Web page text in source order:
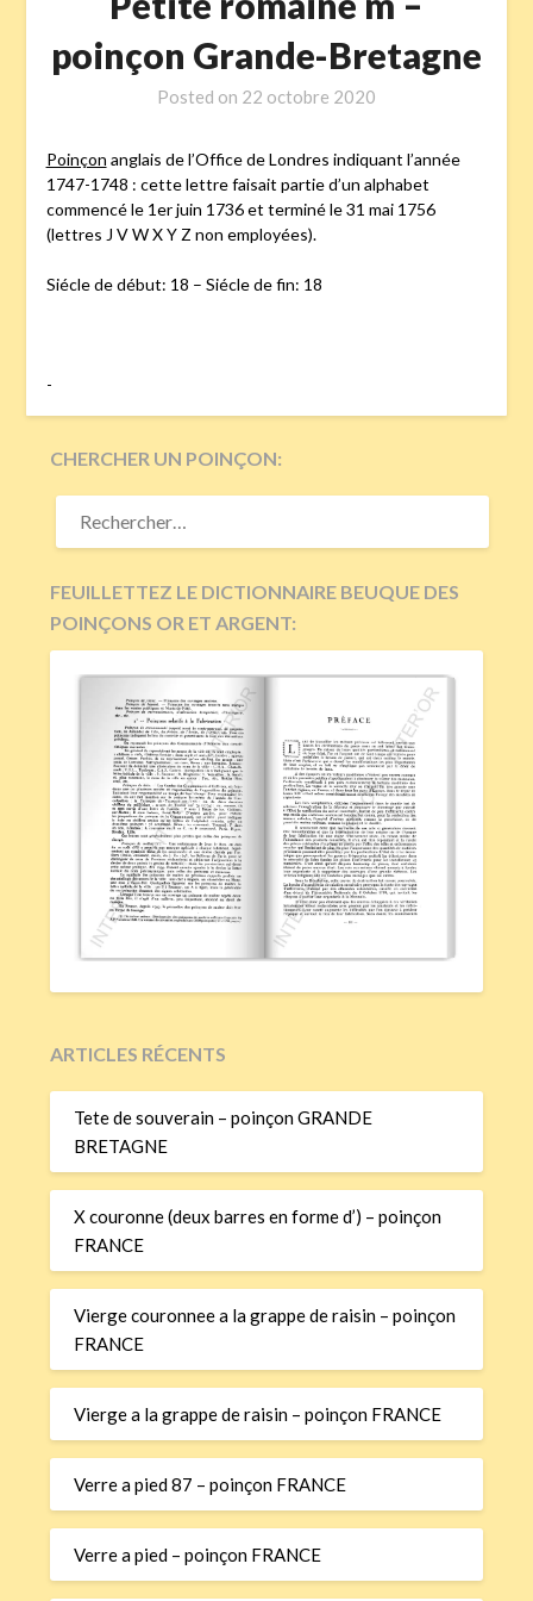
poinçon Grande-Bretagne
Posted on 22 octobre 2020
Poinçon anglais de l’Office de Londres indiquant l’année
1747-1748 : cette lettre faisait partie d’un alphabet
commencé le 1er juin 1736 et terminé le 31 mai 1756
(lettres J V W X Y Z non employées).
Siécle de début: 18 – Siécle de fin: 18
-
CHERCHER UN POINÇON:
RECHERCHER :
FEUILLETTEZ LE DICTIONNAIRE BEUQUE DES
POINÇONS OR ET ARGENT:
ARTICLES RÉCENTS
Tete de souverain – poinçon GRANDE
BRETAGNE
X couronne (deux barres en forme d’) – poinçon
FRANCE
Vierge couronnee a la grappe de raisin – poinçon
FRANCE
Vierge a la grappe de raisin – poinçon FRANCE
Verre a pied 87 – poinçon FRANCE
Verre a pied – poinçon FRANCE